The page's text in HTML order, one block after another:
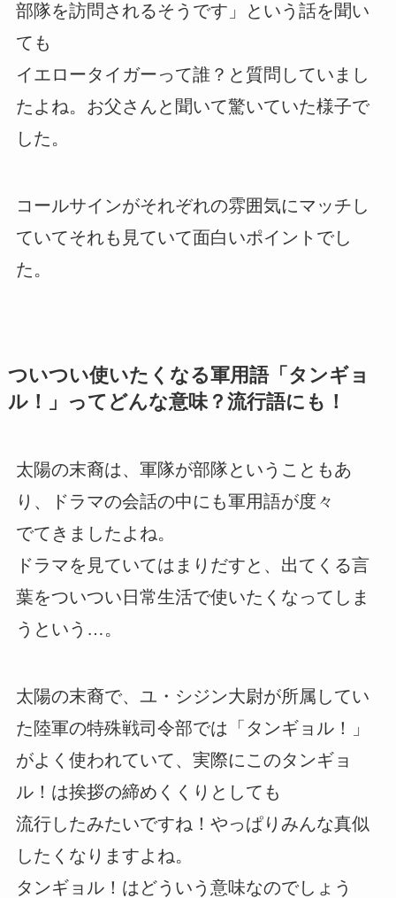
部隊を訪問されるそうです」という話を聞い
ても
イエロータイガーって誰？と質問していまし
たよね。お父さんと聞いて驚いていた様子で
した。
コールサインがそれぞれの雰囲気にマッチし
ていてそれも見ていて面白いポイントでし
た。
ついつい使いたくなる軍用語「タンギョ
ル！」ってどんな意味？流行語にも！
太陽の末裔は、軍隊が部隊ということもあ
り、ドラマの会話の中にも軍用語が度々
でてきましたよね。
ドラマを見ていてはまりだすと、出てくる言
葉をついつい日常生活で使いたくなってしま
うという…。
太陽の末裔で、ユ・シジン大尉が所属してい
た陸軍の特殊戦司令部では「タンギョル！」
がよく使われていて、実際にこのタンギョ
ル！は挨拶の締めくくりとしても
流行したみたいですね！やっぱりみんな真似
したくなりますよね。
タンギョル！はどういう意味なのでしょう